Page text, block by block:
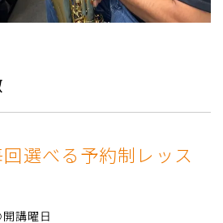
選べる予約制レッス
講曜日